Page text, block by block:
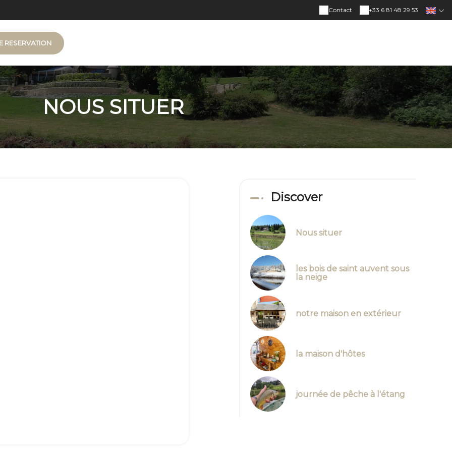
+33 6 81 48 29 53
Contact
Auvent
RESERVATION
NOUS SITUER
Discover
Nous situer
les bois de saint auvent sous
la neige
notre maison en extérieur
la maison d'hôtes
journée de pêche à l'étang